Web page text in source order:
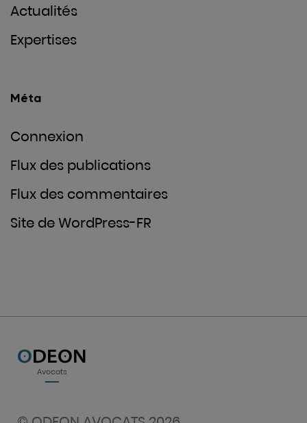
Actualités
Expertises
Méta
Connexion
Flux des publications
Flux des commentaires
Site de WordPress-FR
ODEON
Avocats